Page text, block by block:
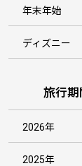
年末年始
ディズニー
旅行
2026年
2025年